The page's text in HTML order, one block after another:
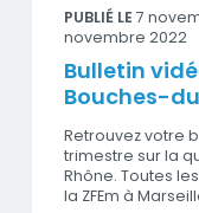
PUBLIÉ LE 7
novembre 2022
Bulletin
Bouches-
Retrouvez votre
trimestre sur la
Rhône. Toutes
la ZFEm à